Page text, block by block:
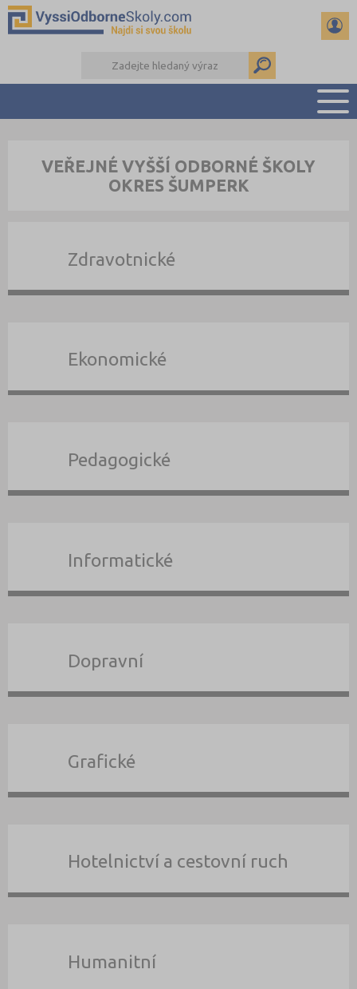
PŘÍPRAVA NA PŘIJÍMAČKY
KALENDÁŘ AKCÍ
VEŘEJNÉ VYŠŠÍ ODBORNÉ ŠKOLY
OKRES ŠUMPERK
Zdravotnické
Ekonomické
Pedagogické
Informatické
Dopravní
Grafické
Hotelnictví a cestovní ruch
Humanitní